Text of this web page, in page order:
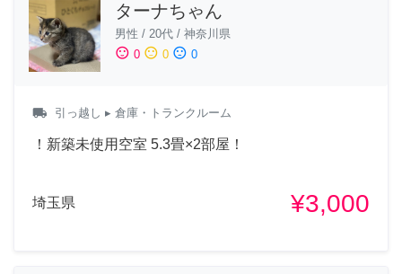
ターナちゃん
男性 / 20代 / 神奈川県
sentiment_satisfied 0 sentiment_neutral 0 sentiment_dissatisfied 0
local_shipping 引っ越し ▸ 倉庫・トランクルーム
！新築未使用空室 5.3畳×2部屋！
埼玉県 ¥3,000